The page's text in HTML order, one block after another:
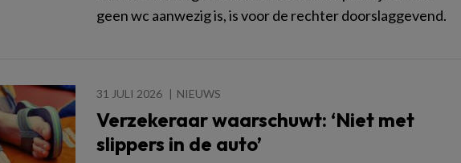
geen wc aanwezig is, is voor de rechter doorslaggevend.
31 JULI 2026 NIEUWS
Verzekeraar waarschuwt: ‘Niet met
slippers in de auto’